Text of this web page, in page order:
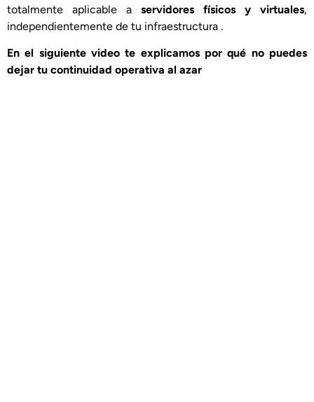
totalmente aplicable a servidores físicos y virtuales,
independientemente de tu infraestructura .
En el siguiente video te explicamos por qué no puedes
dejar tu continuidad operativa al azar